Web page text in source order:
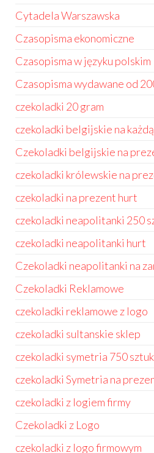
Cytadela Warszawska
Czasopisma ekonomiczne
Czasopisma w języku polskim
Czasopisma wydawane od
czekoladki 20 gram
czekoladki belgijskie na
Czekoladki belgijskie na
czekoladki królewskie na
czekoladki na prezent hurt
czekoladki neapolitanki 250
czekoladki neapolitanki hurt
Czekoladki neapolitanki na
Czekoladki Reklamowe
czekoladki reklamowe z logo
czekoladki sultanskie sklep
czekoladki symetria 750 sztuk
czekoladki Symetria na
czekoladki z logiem firmy
Czekoladki z Logo
czekoladki z logo firmowym